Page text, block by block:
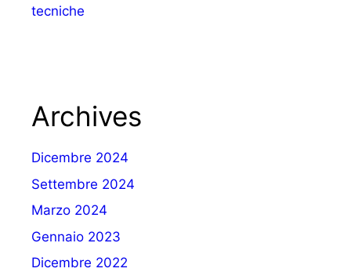
tecniche
Archives
Dicembre 2024
Settembre 2024
Marzo 2024
Gennaio 2023
Dicembre 2022